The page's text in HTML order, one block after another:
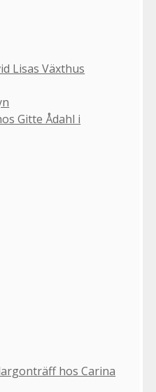
Lisas Växthus
Gitte Ådahl i
hos Carina